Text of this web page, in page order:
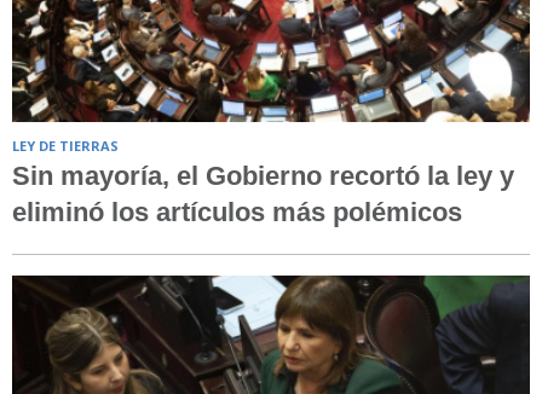
LEY DE TIERRAS
Sin mayoría, el Gobierno recortó la ley y
eliminó los artículos más polémicos